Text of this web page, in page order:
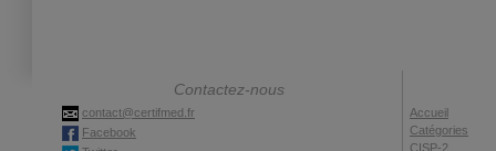
Contactez-nous
contact@certifmed.fr
Facebook
Accueil
Catégories
CISP-2